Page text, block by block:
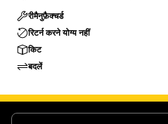
रीमैनुफ़ैक्चर्ड
रिटर्न करने योग्य नहीं
किट
बदलें